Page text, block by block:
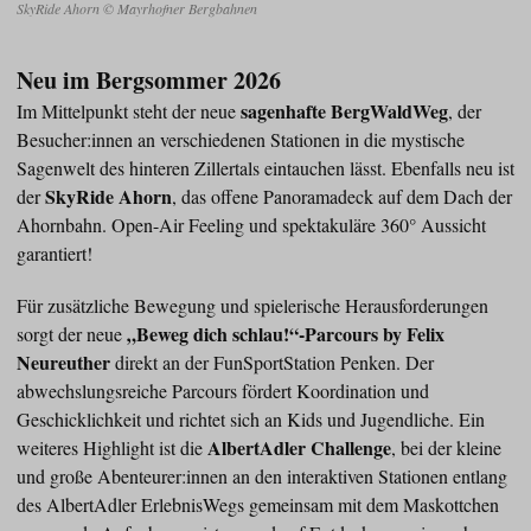
SkyRide Ahorn © Mayrhofner Bergbahnen
Neu im Bergsommer 2026
Im Mittelpunkt steht der neuesagenhafte BergWaldWeg, der
Besucher:innen an verschiedenen Stationen in die mystische
Sagenwelt des hinteren Zillertals eintauchen lässt. Ebenfalls neu ist
derSkyRide Ahorn, das offene Panoramadeck auf dem Dach der
Ahornbahn. Open-Air Feeling und spektakuläre 360° Aussicht
garantiert!
Für zusätzliche Bewegung und spielerische Herausforderungen
sorgt der neue„Beweg dich schlau!“-Parcours by Felix
Neureutherdirekt an der FunSportStation Penken. Der
abwechslungsreiche Parcours fördert Koordination und
Geschicklichkeit und richtet sich an Kids und Jugendliche. Ein
weiteres Highlight ist dieAlbertAdler Challenge, bei der kleine
und große Abenteurer:innen an den interaktiven Stationen entlang
des AlbertAdler ErlebnisWegs gemeinsam mit dem Maskottchen